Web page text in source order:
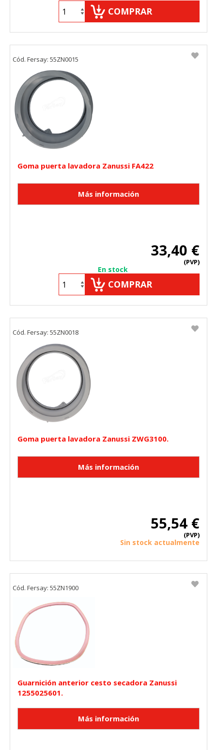
COMPRAR
Goma puerta lavadora Zanussi FA422
33,40 €
(PVP)
En stock
COMPRAR
Cód. Fersay: 55ZN0015
Goma puerta lavadora Zanussi ZWG3100.
55,54 €
(PVP)
Sin stock actualmente
Cód. Fersay: 55ZN0018
Guarnición anterior cesto secadora Zanussi
1255025601.
Cód. Fersay: 55ZN1900